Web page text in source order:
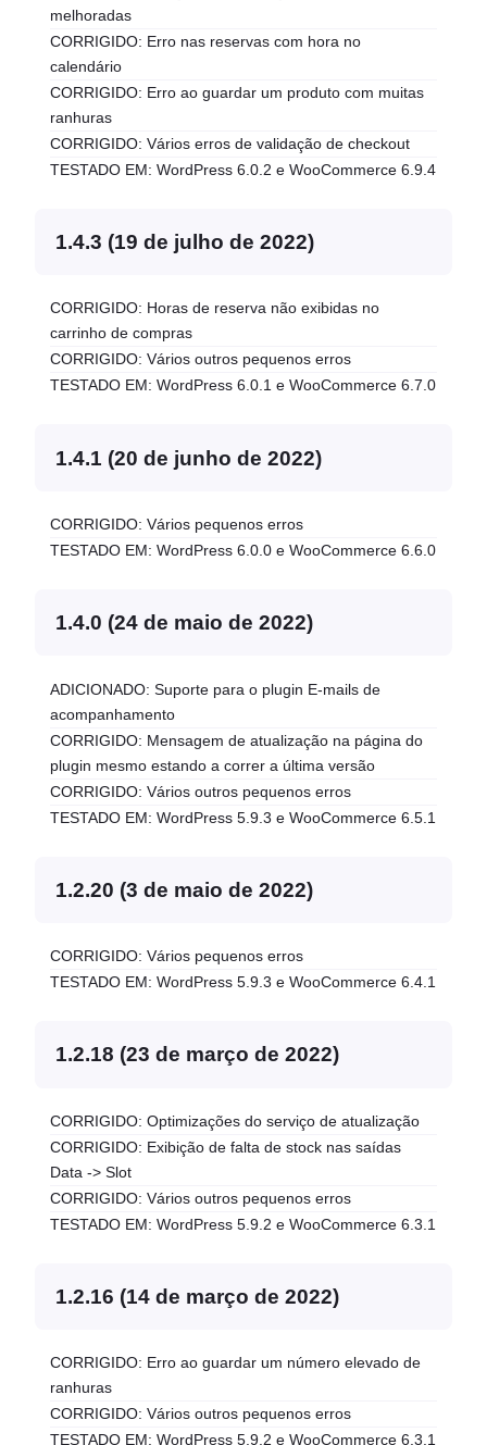
melhoradas
CORRIGIDO: Erro nas reservas com hora no
calendário
CORRIGIDO: Erro ao guardar um produto com muitas
ranhuras
CORRIGIDO: Vários erros de validação de checkout
TESTADO EM: WordPress 6.0.2 e WooCommerce 6.9.4
1.4.3 (19 de julho de 2022)
CORRIGIDO: Horas de reserva não exibidas no
carrinho de compras
CORRIGIDO: Vários outros pequenos erros
TESTADO EM: WordPress 6.0.1 e WooCommerce 6.7.0
1.4.1 (20 de junho de 2022)
CORRIGIDO: Vários pequenos erros
TESTADO EM: WordPress 6.0.0 e WooCommerce 6.6.0
1.4.0 (24 de maio de 2022)
ADICIONADO: Suporte para o plugin E-mails de
acompanhamento
CORRIGIDO: Mensagem de atualização na página do
plugin mesmo estando a correr a última versão
CORRIGIDO: Vários outros pequenos erros
TESTADO EM: WordPress 5.9.3 e WooCommerce 6.5.1
1.2.20 (3 de maio de 2022)
CORRIGIDO: Vários pequenos erros
TESTADO EM: WordPress 5.9.3 e WooCommerce 6.4.1
1.2.18 (23 de março de 2022)
CORRIGIDO: Optimizações do serviço de atualização
CORRIGIDO: Exibição de falta de stock nas saídas
Data -> Slot
CORRIGIDO: Vários outros pequenos erros
TESTADO EM: WordPress 5.9.2 e WooCommerce 6.3.1
1.2.16 (14 de março de 2022)
CORRIGIDO: Erro ao guardar um número elevado de
ranhuras
CORRIGIDO: Vários outros pequenos erros
TESTADO EM: WordPress 5.9.2 e WooCommerce 6.3.1